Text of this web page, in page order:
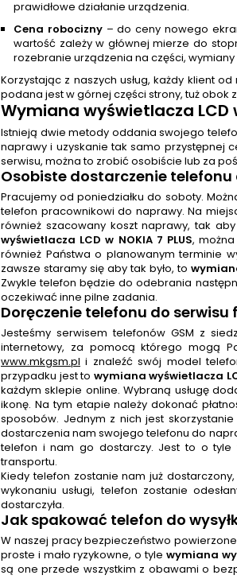
prawidłowe działanie urządzenia.
Cena robocizny – do ceny nowego
wartość zależy w głównej mierze do
rozebranie urządzenia na części,
Korzystając z naszych usług, każdy klient
podana jest w górnej części strony, tuż obok
Wymiana wyświetlacza LCD
Istnieją dwie metody oddania swojego
naprawy i uzyskanie tak samo przystępnej
serwisu, można to zrobić osobiście lub za
Osobiste dostarczenie telefonu
Pracujemy od poniedziałku do soboty.
telefon pracownikowi do naprawy. Na
również szacowany koszt naprawy, tak
wyświetlacza LCD w NOKIA 7 PLUS,
również Państwa o planowanym terminie
zawsze staramy się aby tak było, to
Zwykle telefon będzie do odebrania
oczekiwać inne pilne zadania.
Doręczenie telefonu do serwisu
Jesteśmy serwisem telefonów GSM z
internetowy, za pomocą którego mogą
www.mkgsm.pl i znaleźć swój model
przypadku jest to wymiana wyświetlacza
każdym sklepie online. Wybraną usługę
ikonę. Na tym etapie należy dokonać
sposobów. Jednym z nich jest
dostarczenia nam swojego telefonu do
telefon i nam go dostarczy. Jest to o tyle
transportu.
Kiedy telefon zostanie nam już
wykonaniu usługi, telefon zostanie
dostarczyła.
Jak spakować telefon do
W naszej pracy bezpieczeństwo
proste i mało ryzykowne, o tyle wymiana
są one przede wszystkim z obawami o